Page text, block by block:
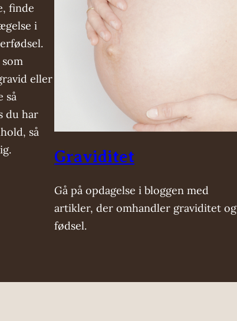
finde
i
eller
så
du har
så
Graviditet
Gå på opdagelse i bloggen med
artikler, der omhandler graviditet og
fødsel.